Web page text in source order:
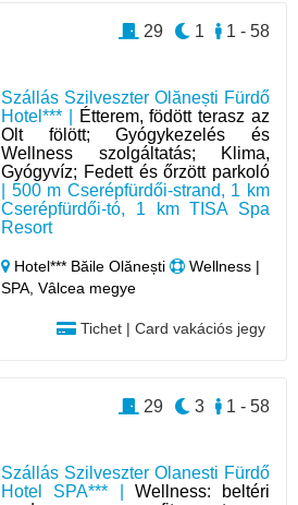
Szállás Szilveszter Olănești Fürdő
Hotel*** |
Étterem, födött terasz az
Olt fölött; Gyógykezelés és
Wellness szolgáltatás; Klima,
Gyógyvíz; Fedett és őrzött parkoló
| 500 m Cserépfürdői-strand, 1 km
Cserépfürdői-tó, 1 km TISA Spa
Resort
Hotel*** Băile Olănești
Wellness |
SPA, Vâlcea megye
Tichet | Card vakációs jegy
1 - 58
1
29
Szállás Szilveszter Olanesti Fürdő
Hotel SPA*** | Wellness: beltéri
1 - 58
3
29